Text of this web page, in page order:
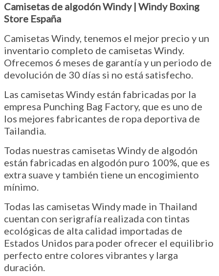
Camisetas de algodón Windy | Windy Boxing
Store España
Camisetas Windy, tenemos el mejor precio y un
inventario completo de camisetas Windy.
Ofrecemos 6 meses de garantía y un periodo de
devolución de 30 días si no está satisfecho.
Las camisetas Windy están fabricadas por la
empresa Punching Bag Factory, que es uno de
los mejores fabricantes de ropa deportiva de
Tailandia.
Todas nuestras camisetas Windy de algodón
están fabricadas en algodón puro 100%, que es
extra suave y también tiene un encogimiento
mínimo.
Todas las camisetas Windy made in Thailand
cuentan con serigrafía realizada con tintas
ecológicas de alta calidad importadas de
Estados Unidos para poder ofrecer el equilibrio
perfecto entre colores vibrantes y larga
duración.